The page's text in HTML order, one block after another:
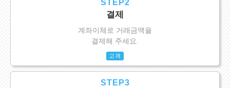
STEP2
결제
계좌이체로 거래금액을
결제해 주세요.
고객
STEP3